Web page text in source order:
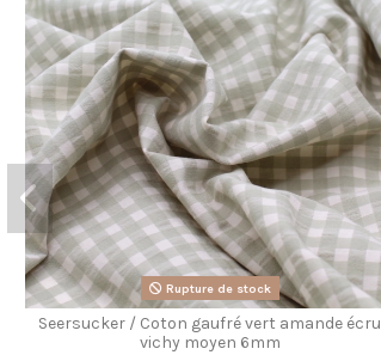
Rupture de stock
Seersucker / Coton gaufré vert amande écru
vichy moyen 6mm